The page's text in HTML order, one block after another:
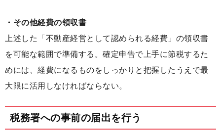
・その他経費の領収書
上述した「不動産経営として認められる経費」の領収書
を可能な範囲で準備する。確定申告で上手に節税するた
めには、経費になるものをしっかりと把握したうえで最
大限に活用しなければならない。
税務署への事前の届出を行う